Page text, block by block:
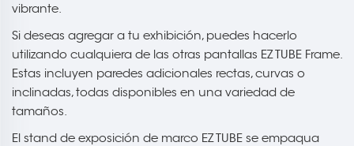
vibrante.
Si deseas agregar a tu exhibición, puedes hacerlo
utilizando cualquiera de las otras pantallas EZ TUBE Frame.
Estas incluyen paredes adicionales rectas, curvas o
inclinadas, todas disponibles en una variedad de
tamaños.
El stand de exposición de marco EZ TUBE se empaqua